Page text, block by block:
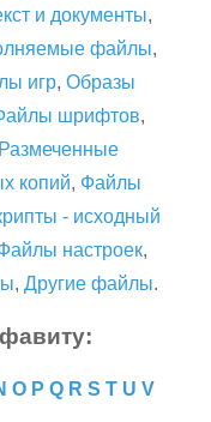
и документы,
файлы,
игр, Образы
шрифтов,
Размеченные
копий, Файлы
- исходный
настроек,
, Другие файлы.
O P Q R S T U V